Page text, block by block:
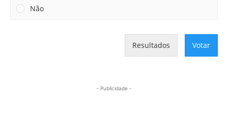
Não
Resultados Votar
- Publicidade -